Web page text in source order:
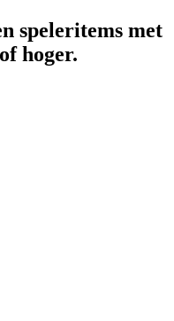
speleritems met
hoger.